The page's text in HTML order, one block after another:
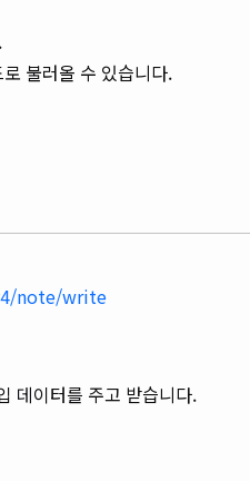
불러올 수 있습니다.
note/write
데이터를 주고 받습니다.